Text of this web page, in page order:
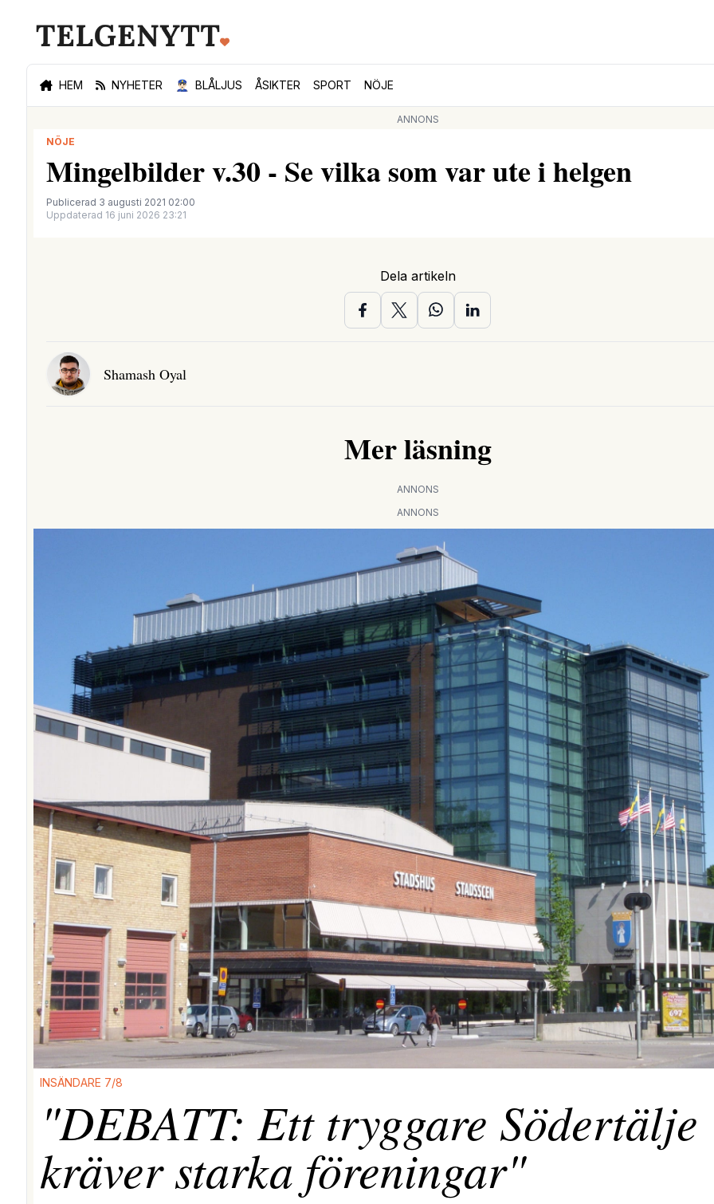
HEM NYHETER 👮🏻‍♂️ BLÅLJUS ÅSIKTER SPORT NÖJE
ANNONS
NÖJE
Mingelbilder v.30 - Se vilka som var ute i helgen
Publicerad 3 augusti 2021 02:00
Uppdaterad 16 juni 2026 23:21
Dela artikeln
Shamash Oyal
Mer läsning
ANNONS
ANNONS
INSÄNDARE 7/8
"DEBATT: Ett tryggare Södertälje
kräver starka föreningar"